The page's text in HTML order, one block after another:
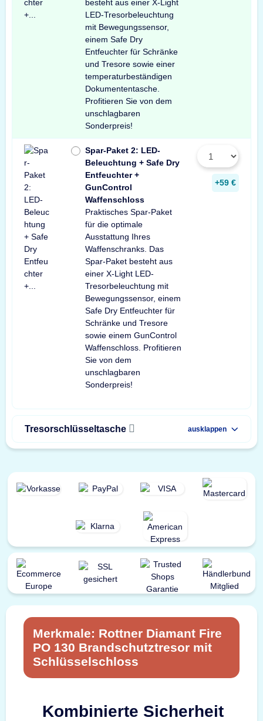
besteht aus einer X-Light
LED-Tresorbeleuchtung
mit Bewegungssensor,
einem Safe Dry
Entfeuchter für Schränke
und Tresore sowie einer
temperaturbeständigen
Dokumententasche.
Profitieren Sie von dem
unschlagbaren
Sonderpreis!
Spar-Paket 2: LED-
Beleuchtung + Safe Dry
Entfeuchter +
GunControl
Waffenschloss
Praktisches Spar-Paket
für die optimale
Ausstattung Ihres
Waffenschranks. Das
Spar-Paket besteht aus
einer X-Light LED-
Tresorbeleuchtung mit
Bewegungssensor, einem
Safe Dry Entfeuchter für
Schränke und Tresore
sowie einem GunControl
Waffenschloss. Profitieren
Sie von dem
unschlagbaren
Sonderpreis!
+59 €
Tresorschlüsseltasche ausklappen
Merkmale: Rottner Diamant Fire
PO 130 Brandschutztresor mit
Schlüsselschloss
Kombinierte Sicherheit